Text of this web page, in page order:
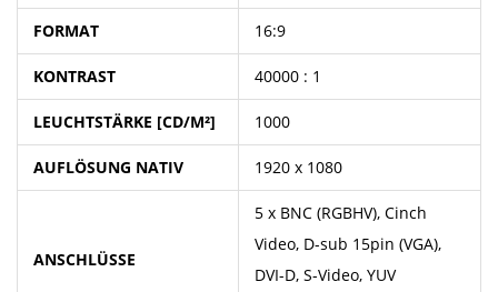
FORMAT 16:9
KONTRAST 40000 : 1
LEUCHTSTÄRKE [CD/M²] 1000
AUFLÖSUNG NATIV 1920 x 1080
ANSCHLÜSSE
5 x BNC (RGBHV), Cinch
Video, D-sub 15pin (VGA),
DVI-D, S-Video, YUV